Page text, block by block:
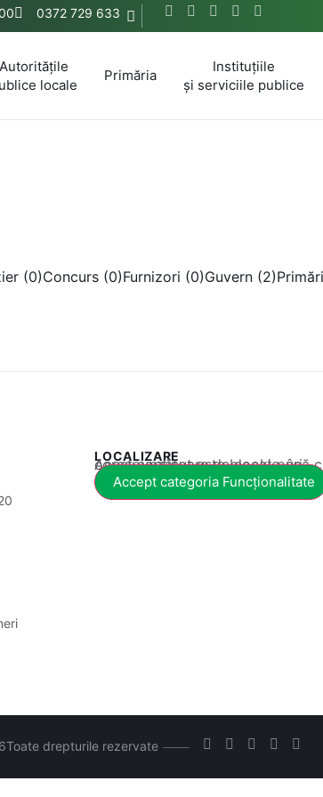
0372 729 633
Autoritățile
locale
Primăria
Instituțiile
și serviciile publice
(0)Concurs (0)Furnizori (0)Guvern (2)
LOCALIZARE
Acest conținut este blocat până când acceptați categoria corespunzătoare de cookie-uri.
Accept categoria Funcționalitate
Toate drepturile rezervate